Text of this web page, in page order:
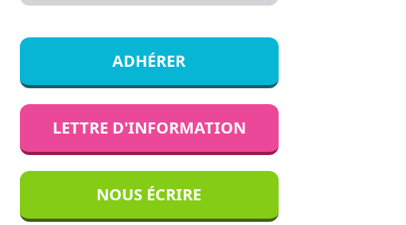
ADHÉRER
LETTRE D'INFORMATION
NOUS ÉCRIRE